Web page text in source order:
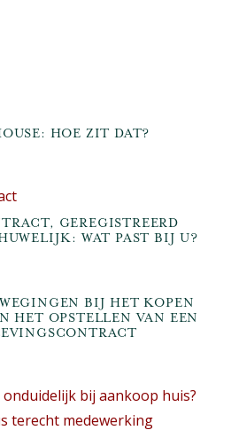
HOE ZIT DAT?
GEREGISTREERD
WAT PAST BIJ U?
BIJ HET KOPEN
HET OPSTELLEN VAN EEN